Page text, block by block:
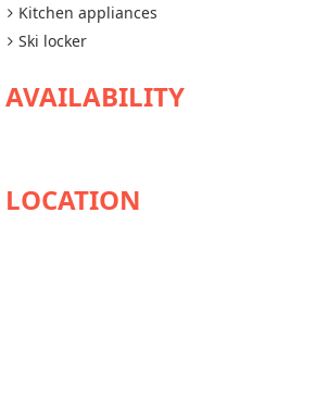
Kitchen appliances
Ski locker
AVAILABILITY